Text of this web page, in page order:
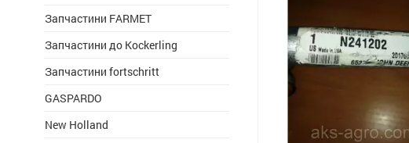
Запчастини FARMET
Запчастини до Kockerling
Запчастини fortschritt
GASPARDO
New Holland